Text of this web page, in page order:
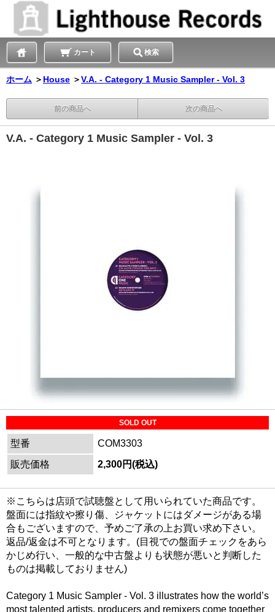
カート 検索
ホーム ＞ House ＞V.A. - Category 1 Music Sampler - Vol. 3
前の商品へ 次の商品へ
V.A. - Category 1 Music Sampler - Vol. 3
SOLD OUT
型番
COM3303
販売価格
2,300円(税込)
※こちらは店頭で試聴盤として用いられていた商品です。
盤面には指紋や擦り傷、ジャケットにはダメージがある場
合もございますので、予めご了承の上お買い求め下さい。
返品/返金は不可となります。(目視での盤面チェックをあら
かじめ行い、一般的な中古盤よりも状態が悪いと判断した
ものは掲載しておりません)
Category 1 Music Sampler - Vol. 3 illustrates how the world’s
most talented artists, producers and remixers come together